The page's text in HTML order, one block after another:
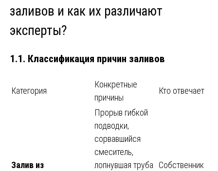
заливов и как их различают
эксперты?
1.1. Классификация причин заливов
Категория
Конкретные
причины
Кто отвечает
Залив из
Прорыв гибкой
подводки,
сорвавшийся
смеситель,
лопнувшая труба Собственник